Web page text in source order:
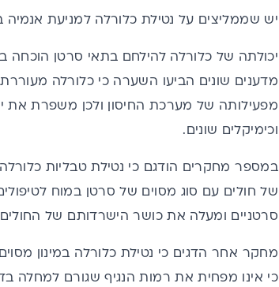
יש שממליצים על נטילת כלורלה למניעת אנמיה
יכולתה של כלורלה להילחם בתאי סרטן הוכחה
מפעילותה של מערכת החיסון ולכן משפרת את
וכימיקלים שונים.
במספר מחקרים הודגם כי נטילת טבליות
של חולים עם סוג מסוים של סרטן במוח
סרטניים ומעלה את כושר הישרדותם של
כי אינו מפחית את רמות הנגיף שגורם למחלה